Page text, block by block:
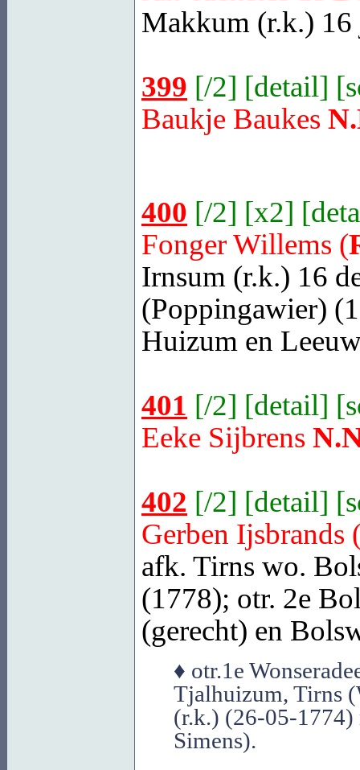
Makkum (r.k.)
399 [/2] [detail] [
Baukje Baukes
400 [/2] [x2] [
Fonger Willems (
Irnsum (r.k.) 16
(Poppingawier)
Huizum en
401 [/2] [detail] [
Eeke Sijbrens
402 [/2] [detail] [
Gerben Ijsbrands
afk. Tirns wo.
(1778); otr. 2e
(gerecht) en
♦ otr.1e
Tjalhuizum, Tirns
(r.k.) (26-05-
Simens).